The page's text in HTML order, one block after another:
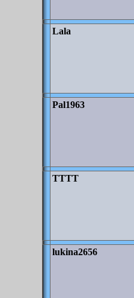
Lala
Pal1963
TTTT
lukina2656